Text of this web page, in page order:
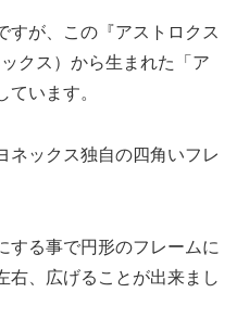
すが、この『アストロクス
クス）から生まれた「ア
います。
ックス独自の四角いフレ
する事で円形のフレームに
右、広げることが出来まし